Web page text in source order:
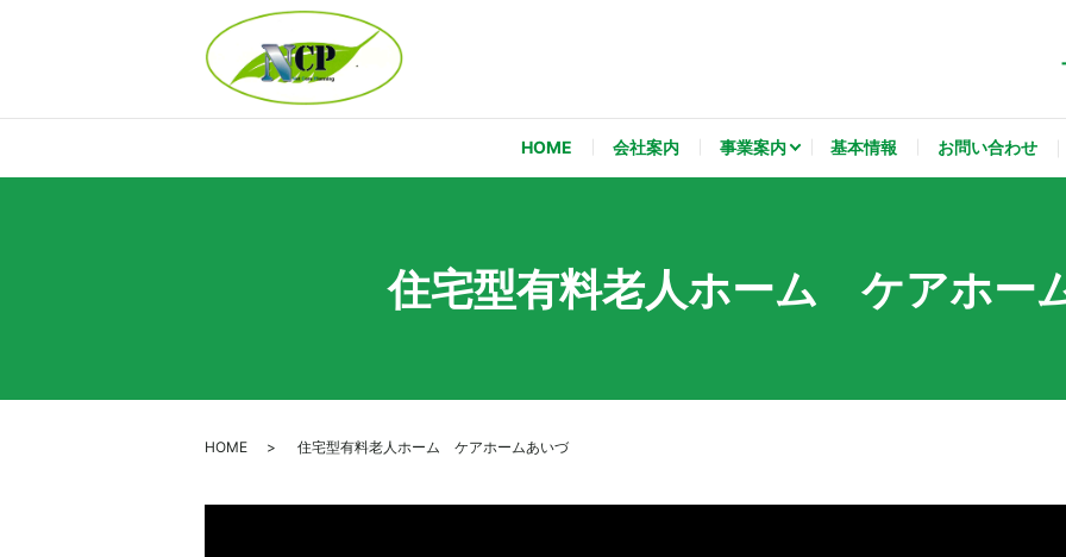
HOME 会社案内 事業案内 基本情報 お問い合わせ
住宅型有料老人ホーム ケアホー
HOME 住宅型有料老人ホーム ケアホームあいづ